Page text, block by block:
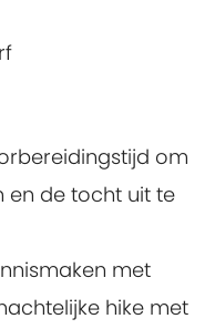
om
en de tocht uit te
met
hike met